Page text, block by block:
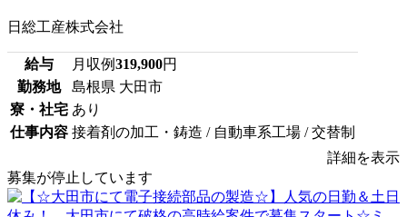
日総工産株式会社
給与 月収例319,900円
勤務地
島根県 大田市
寮・社宅 あり
仕事内容 接着剤の加工・鋳造 / 自動車系工場 / 交替制
詳細を表示
募集が停止しています